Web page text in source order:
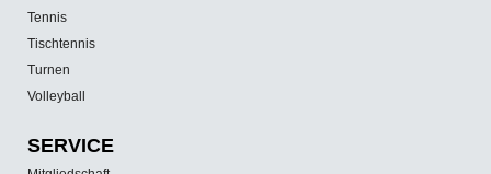
Tennis
Tischtennis
Turnen
Volleyball
SERVICE